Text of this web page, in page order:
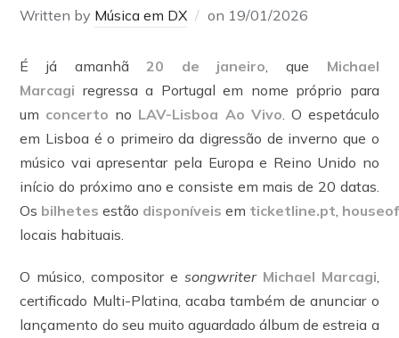
Written by Música em DX on 19/01/2026
É já amanhã20 de janeiro , que Michael
Marcagi regressa a Portugal em nome próprio para
um concerto no LAV-Lisboa Ao Vivo . O espetáculo
em Lisboa é o primeiro da digressão de inverno que o
músico vai apresentar pela Europa e Reino Unido no
início do próximo ano e consiste em mais de 20 datas.
Os bilhetes estão disponíveis em ticketline.pt
locais habituais.
O músico, compositor e songwriter Michael Marcagi
certificado Multi-Platina, acaba também de anunciar o
lançamento do seu muito aguardado álbum de estreia a